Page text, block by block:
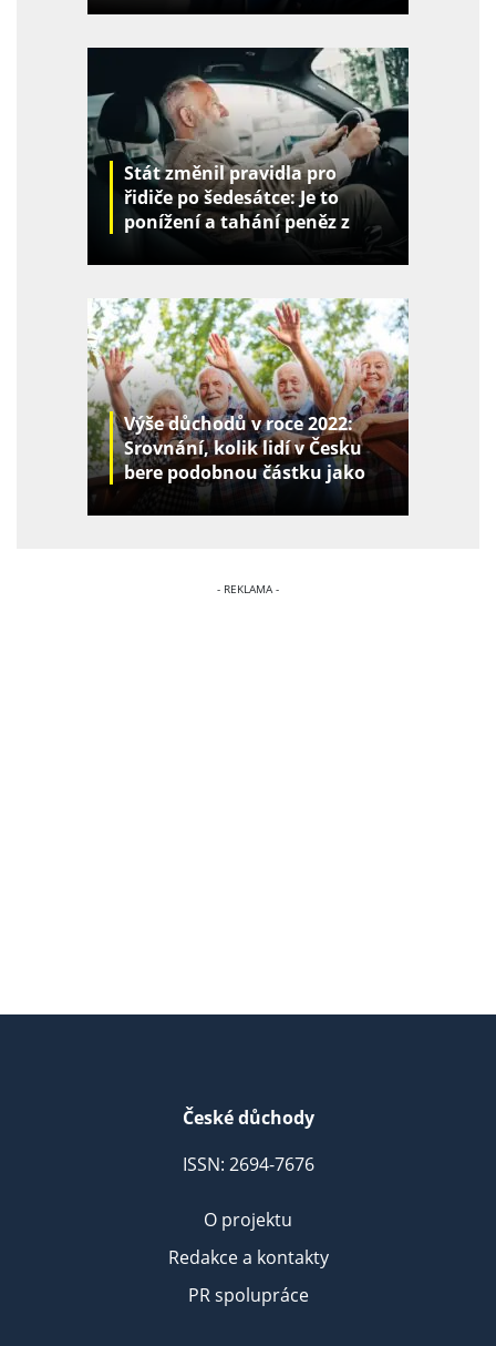
Stát změnil pravidla pro
řidiče po šedesátce: Je to
ponížení a tahání peněz z
Výše důchodů v roce 2022:
Srovnání, kolik lidí v Česku
bere podobnou částku jako
České důchody
ISSN: 2694-7676
O projektu
Redakce a kontakty
PR spolupráce